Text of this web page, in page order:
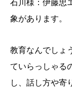
石川様：伊藤忠
象があります。
教育なんでしょ
ていらっしゃる
し、話し方や寄